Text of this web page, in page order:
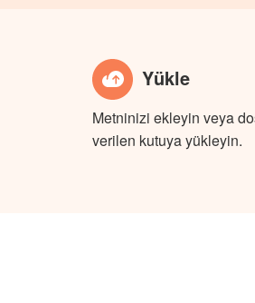
Yükle
Metninizi ekleyin veya
verilen kutuya yükleyin.